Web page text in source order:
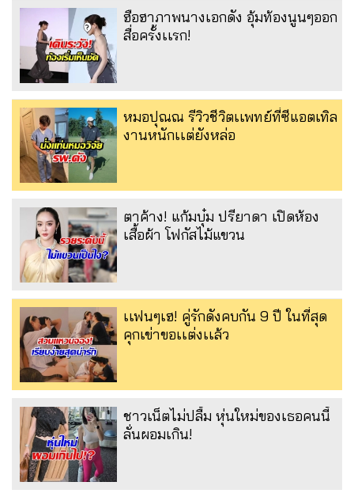
ฮือฮาภาพนางเอกดัง อุ้มท้องนูนๆออก
สื่อครั้งเเรก!
หมอปุณณ รีวิวชีวิตเเพทย์ที่ซีแอตเทิล
งานหนักเเต่ยังหล่อ
ตาค้าง! แก้มบุ๋ม ปรียาดา เปิดห้อง
เสื้อผ้า โฟกัสไม้แขวน
เเฟนๆเฮ! คู่รักดังคบกัน 9 ปี ในที่สุด
คุกเข่าขอเเต่งเเล้ว
ชาวเน็ตไม่ปลื้ม หุ่นใหม่ของเธอคนนี้
ลั่นผอมเกิน!